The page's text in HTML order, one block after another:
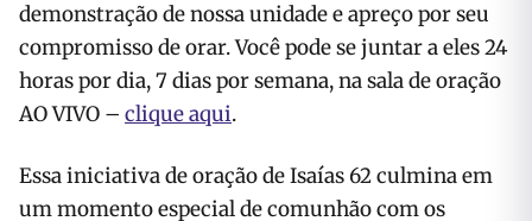
demonstração de nossa unidade e apreço por seu
compromisso de orar. Você pode se juntar a eles 24
horas por dia, 7 dias por semana, na sala de oração
AO VIVO – clique aqui.
Essa iniciativa de oração de Isaías 62 culmina em
um momento especial de comunhão com os